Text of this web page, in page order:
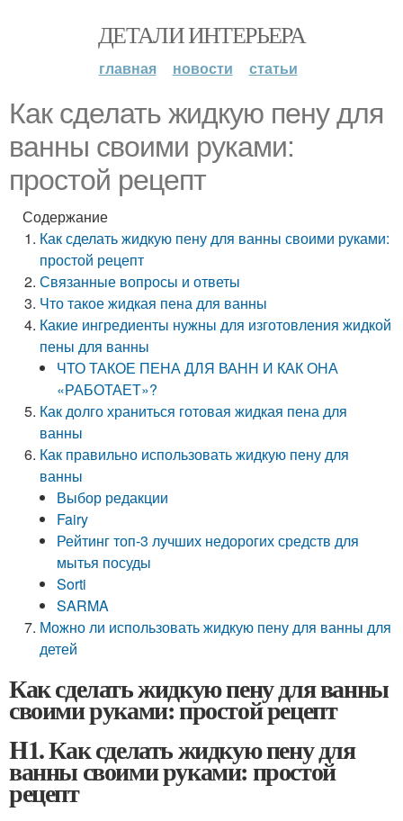
ДЕТАЛИ ИНТЕРЬЕРА
главная новости статьи
Как сделать жидкую пену для
ванны своими руками:
простой рецепт
Содержание
Как сделать жидкую пену для ванны своими руками:
простой рецепт
Связанные вопросы и ответы
Что такое жидкая пена для ванны
Какие ингредиенты нужны для изготовления жидкой
пены для ванны
ЧТО ТАКОЕ ПЕНА ДЛЯ ВАНН И КАК ОНА
«РАБОТАЕТ»?
Как долго храниться готовая жидкая пена для
ванны
Как правильно использовать жидкую пену для
ванны
Выбор редакции
Fairy
Рейтинг топ-3 лучших недорогих средств для
мытья посуды
Sorti
SARMA
Можно ли использовать жидкую пену для ванны для
детей
Как сделать жидкую пену для ванны
своими руками: простой рецепт
H1. Как сделать жидкую пену для
ванны своими руками: простой
рецепт